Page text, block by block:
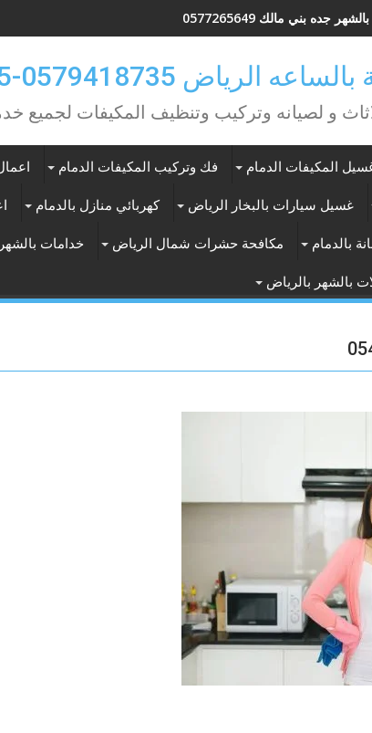
جده بني مالك 0577265649
0579418735-0549362075
و لصيانه وتركيب وتنظيف المكيفات
المكيفات الدمام فك وتركيب المكيفات الدمام
غسيل سيارات بالبخار الرياض كهربائي منازل بالدمام
بالدمام مكافحة حشرات شمال الرياض خدامات
بالشهر بالرياض